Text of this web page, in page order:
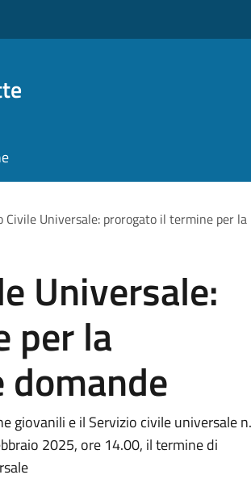
Civile Universale: prorogato il termine per
Universale:
per la
giovanili e il Servizio civile universale n.
2025, ore 14.00, il termine di